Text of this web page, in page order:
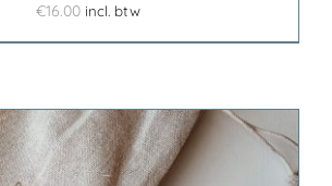
€16.00 incl. btw